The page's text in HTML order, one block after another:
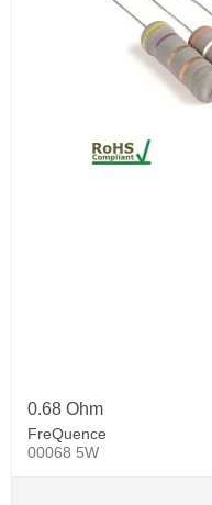
0.68 Ohm
FreQuence
00068 5W